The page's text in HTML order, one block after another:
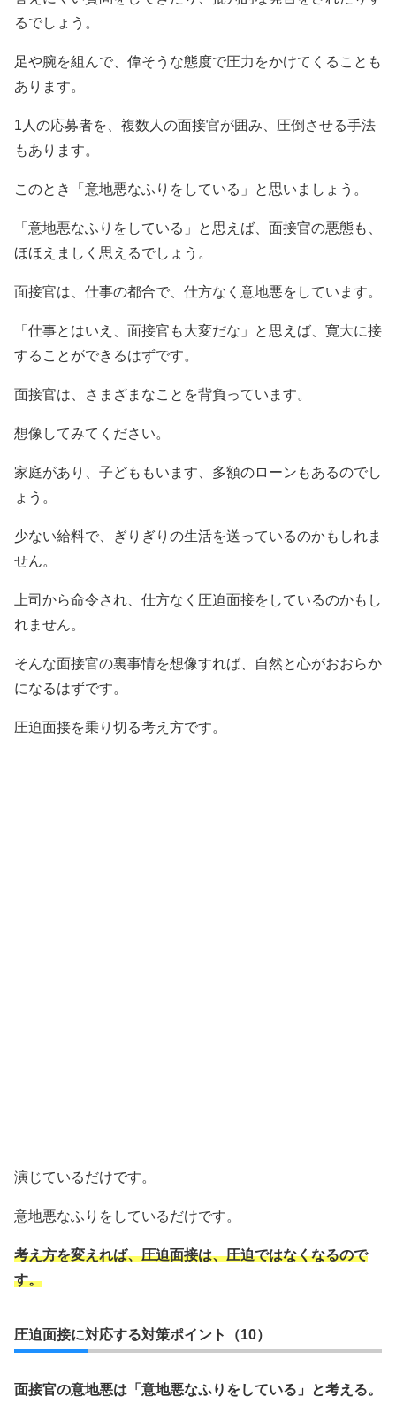
るでしょう。
足や腕を組んで、偉そうな態度で圧力をかけてくることも
あります。
1人の応募者を、複数人の面接官が囲み、圧倒させる手法
もあります。
このとき「意地悪なふりをしている」と思いましょう。
「意地悪なふりをしている」と思えば、面接官の悪態も、
ほほえましく思えるでしょう。
面接官は、仕事の都合で、仕方なく意地悪をしています。
「仕事とはいえ、面接官も大変だな」と思えば、寛大に接
することができるはずです。
面接官は、さまざまなことを背負っています。
想像してみてください。
家庭があり、子どももいます、多額のローンもあるのでし
ょう。
少ない給料で、ぎりぎりの生活を送っているのかもしれま
せん。
上司から命令され、仕方なく圧迫面接をしているのかもし
れません。
そんな面接官の裏事情を想像すれば、自然と心がおおらか
になるはずです。
圧迫面接を乗り切る考え方です。
演じているだけです。
意地悪なふりをしているだけです。
考え方を変えれば、圧迫面接は、圧迫ではなくなるので
す。
圧迫面接に対応する対策ポイント（10）
面接官の意地悪は「意地悪なふりをしている」と考える。